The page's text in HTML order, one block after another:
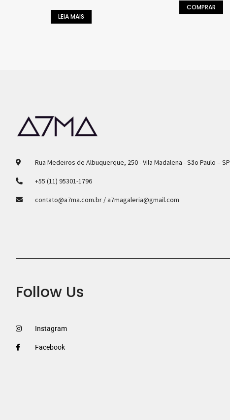
LEIA MAIS
COMPRAR
Rua Medeiros de Albuquerque, 250 - Vila Madalena - São Paulo – SP
+55 (11) 95301-1796
contato@a7ma.com.br / a7magaleria@gmail.com
Follow Us
Instagram
Facebook